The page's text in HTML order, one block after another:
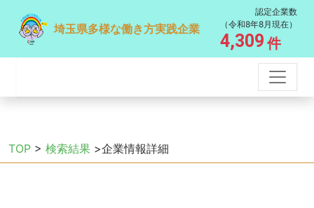
埼玉県多様な働き方実践企業
認定企業数
（令和8年8月現在）
4,309 件
TOP > 検索結果 >企業情報詳細